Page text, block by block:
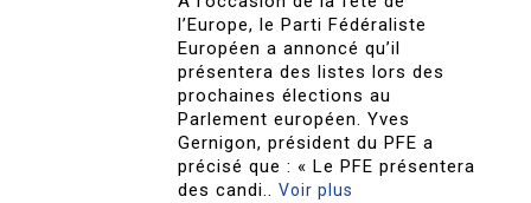
l’Europe, le Parti Fédéraliste
Européen a annoncé qu’il
présentera des listes lors des
prochaines élections au
Parlement européen. Yves
Gernigon, président du PFE a
précisé que : « Le PFE présentera
des candi..Voir plus